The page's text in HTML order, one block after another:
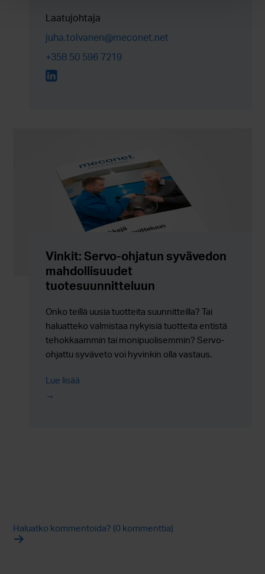
Laatujohtaja
juha.tolvanen@meconet.net
+358 50 596 7219
Vinkit: Servo-ohjatun syvävedon
mahdollisuudet
tuotesuunnitteluun
Onko teillä uusia tuotteita suunnitteilla? Tai
haluatteko valmistaa nykyisiä tuotteita entistä
tehokkaammin tai monipuolisemmin? Servo-
ohjattu syväveto voi hyvinkin olla vastaus.
teknologian mahdollisuuksiin.
Lue lisää
Haluatko kommentoida? (0 kommenttia)